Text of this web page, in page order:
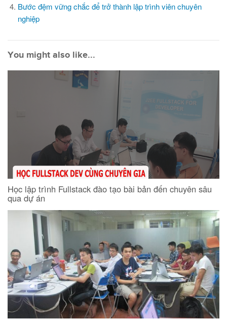
Bước đệm vững chắc để trở thành lập trình viên chuyên
nghiệp
You might also like...
Học lập trình Fullstack đào tạo bài bản đến chuyên sâu
qua dự án